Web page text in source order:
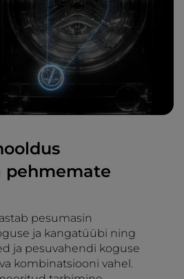
pehmemate
pesumasin
ja kangatüübi ning
ja pesuvahendi koguse
kombinatsiooni vahel.